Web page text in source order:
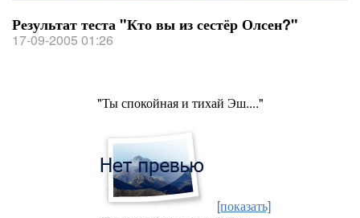
Результат теста "Кто вы из сестёр Олсен?"
17-09-2005 01:26
"Ты спокойная и тихай Эш...."
[показать]